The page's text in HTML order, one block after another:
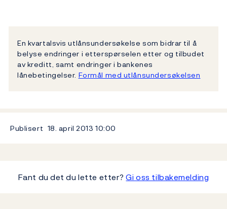
En kvartalsvis utlånsundersøkelse som bidrar til å
belyse endringer i etterspørselen etter og tilbudet
av kreditt, samt endringer i bankenes
lånebetingelser. Formål med utlånsundersøkelsen
Publisert 18. april 201310:00
Fant du det du lette etter?Gi oss tilbakemelding